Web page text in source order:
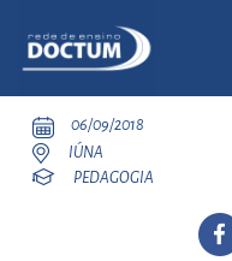
06/09/2018
IÚNA
PEDAGOGIA